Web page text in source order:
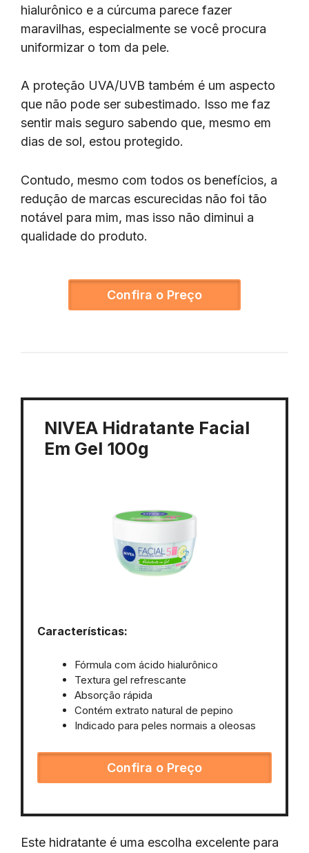
hialurônico e a cúrcuma parece fazer
maravilhas, especialmente se você procura
uniformizar o tom da pele.
A proteção UVA/UVB também é um aspecto
que não pode ser subestimado. Isso me faz
sentir mais seguro sabendo que, mesmo em
dias de sol, estou protegido.
Contudo, mesmo com todos os benefícios, a
redução de marcas escurecidas não foi tão
notável para mim, mas isso não diminui a
qualidade do produto.
Confira o Preço
NIVEA Hidratante Facial
Em Gel 100g
Características:
Fórmula com ácido hialurônico
Textura gel refrescante
Absorção rápida
Contém extrato natural de pepino
Indicado para peles normais a oleosas
Confira o Preço
Este hidratante é uma escolha excelente para